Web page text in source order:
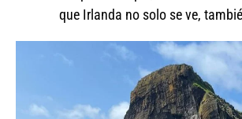
que Irlanda no solo se ve,